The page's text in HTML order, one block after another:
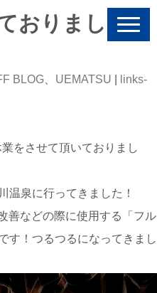
N
g
n
おりました
BLOG UEMATSU
links-
をさせて頂いておりまし
温泉に行ってきました！
善などの際に使用する「フル
す！つるつるになってきまし